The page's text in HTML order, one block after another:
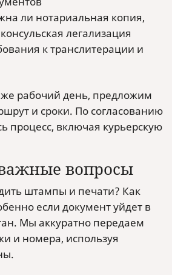
ли нотариальная копия,
легализация
к транслитерации и
рабочий день, предложим
и сроки. По согласованию
процесс, включая курьерскую
вопросы
штампы и печати? Как
если документ уйдет в
Мы аккуратно передаем
и номера, используя